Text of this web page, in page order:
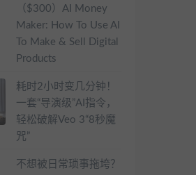
（$300）AI Money
Maker: How To Use AI
To Make & Sell Digital
Products
耗时2小时变几分钟！
一套“导演级”AI指令，
轻松破解Veo 3“8秒魔
咒”
不想被日常琐事拖垮？